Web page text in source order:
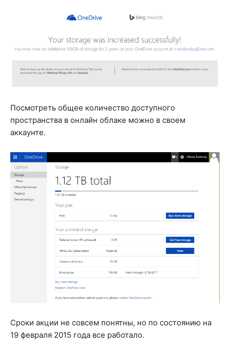
Посмотреть общее количество доступного
пространства в онлайн облаке можно в своем
аккаунте.
Сроки акции не совсем понятны, но по состоянию на
19 февраля 2015 года все работало.